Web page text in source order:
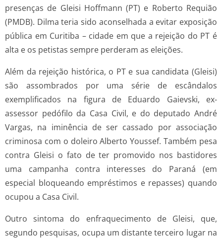
presenças de Gleisi Hoffmann (PT) e Roberto Requião
(PMDB). Dilma teria sido aconselhada a evitar exposição
pública em Curitiba – cidade em que a rejeição do PT é
alta e os petistas sempre perderam as eleições.
Além da rejeição histórica, o PT e sua candidata (Gleisi)
são assombrados por uma série de escândalos
exemplificados na figura de Eduardo Gaievski, ex-
assessor pedófilo da Casa Civil, e do deputado André
Vargas, na iminência de ser cassado por associação
criminosa com o doleiro Alberto Youssef. Também pesa
contra Gleisi o fato de ter promovido nos bastidores
uma campanha contra interesses do Paraná (em
especial bloqueando empréstimos e repasses) quando
ocupou a Casa Civil.
Outro sintoma do enfraquecimento de Gleisi, que,
segundo pesquisas, ocupa um distante terceiro lugar na